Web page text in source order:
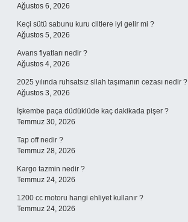
Ağustos 6, 2026
Keçi sütü sabunu kuru ciltlere iyi gelir mi ?
Ağustos 5, 2026
Avans fiyatları nedir ?
Ağustos 4, 2026
2025 yılında ruhsatsız silah taşımanın cezası nedir ?
Ağustos 3, 2026
İşkembe paça düdüklüde kaç dakikada pişer ?
Temmuz 30, 2026
Tap off nedir ?
Temmuz 28, 2026
Kargo tazmin nedir ?
Temmuz 24, 2026
1200 cc motoru hangi ehliyet kullanır ?
Temmuz 24, 2026